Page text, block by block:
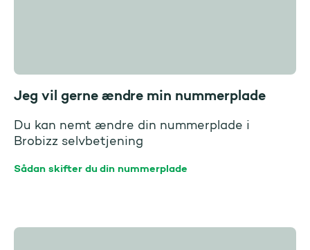
Jeg vil gerne ændre min nummerplade
Du kan nemt ændre din nummerplade i
Brobizz selvbetjening
Sådan skifter du din nummerplade